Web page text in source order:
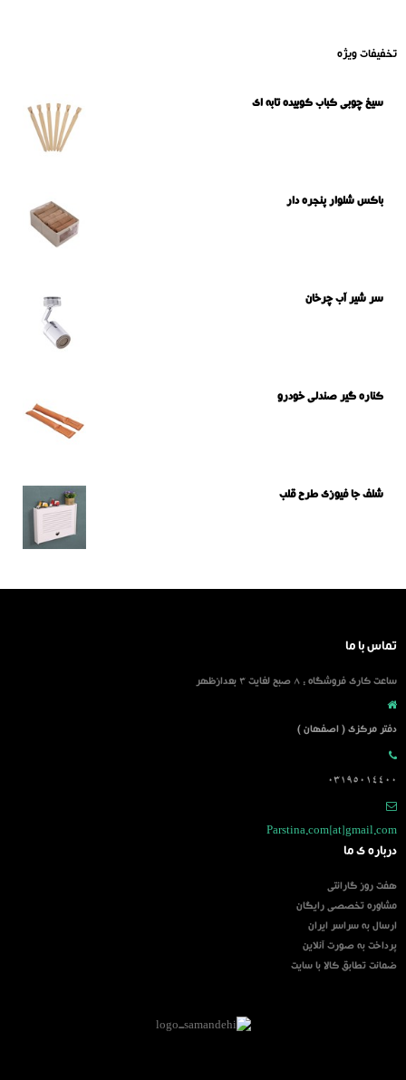
تخفیفات ویژه
سیخ چوبی کباب کوبیده تابه ای
باکس شلوار پنجره دار
سر شیر آب چرخان
کناره گیر صندلی خودرو
شلف جا فیوزی طرح قلب
تماس با ما
ساعت کاری فروشگاه : 8 صبح لغایت 3 بعدازظهر
دفتر مرکزی ( اصفهان )
03195014400
Parstina.com[at]gmail.com
درباره ی ما
هفت روز گارانتی
مشاوره تخصصی رایگان
ارسال به سراسر ایران
پرداخت به صورت آنلاین
ضمانت تطابق کالا با سایت